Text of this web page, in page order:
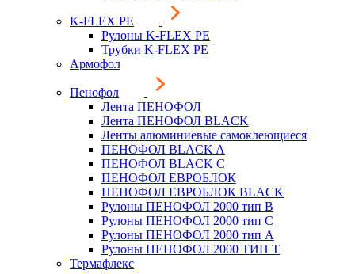
K-FLEX PE
Рулоны K-FLEX PE
Трубки K-FLEX PE
Армофол
Пенофол
Лента ПЕНОФОЛ
Лента ПЕНОФОЛ BLACK
Ленты алюминиевые самоклеющиеся
ПЕНОФОЛ BLACK A
ПЕНОФОЛ BLACK С
ПЕНОФОЛ ЕВРОБЛОК
ПЕНОФОЛ ЕВРОБЛОК BLACK
Рулоны ПЕНОФОЛ 2000 тип B
Рулоны ПЕНОФОЛ 2000 тип C
Рулоны ПЕНОФОЛ 2000 тип А
Рулоны ПЕНОФОЛ 2000 ТИП Т
Термафлекс